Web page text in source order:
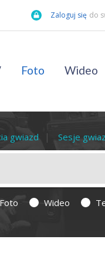
Zaloguj się do
Foto Wideo
gwiazd Sesje
Wideo